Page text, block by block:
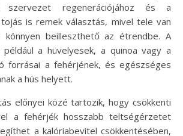
szervezet regenerációjához és a
is remek választás, mivel tele van
könnyen beilleszthető az étrendbe. A
a hüvelyesek, a quinoa vagy a
forrásai a fehérjének, és egészséges
a hús helyett.
előnyei közé tartozik, hogy csökkenti
a fehérjék hosszabb teltségérzetet
a kalóriabevitel csökkentésében,